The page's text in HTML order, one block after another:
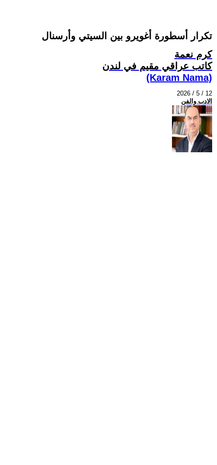
تكرار أسطورة أغويرو بين السيتي وأرسنال
كرم نعمة
كاتب عراقي مقيم في لندن
(Karam Nama)
2026 / 5 / 12
الادب والفن